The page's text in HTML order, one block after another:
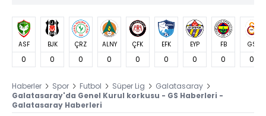
ASF
0
BJK
0
ÇRZ
0
ALNY
0
ÇFK
0
EFK
0
EYP
0
FB
0
GS
0
Haberler Spor Futbol Süper Lig
Galatasaray
Galatasaray'da Genel Kurul korkusu - GS Haberleri -
Galatasaray Haberleri